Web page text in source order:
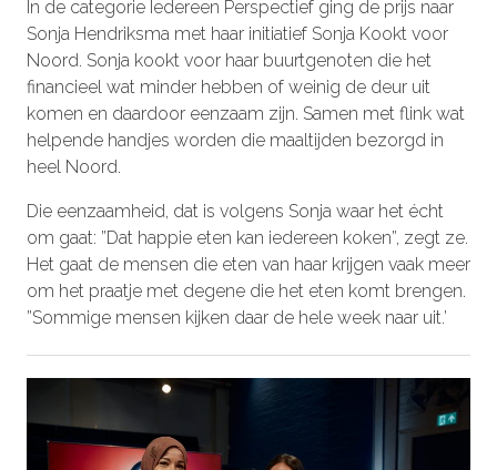
In de categorie Iedereen Perspectief ging de prijs naar
Sonja Hendriksma met haar initiatief Sonja Kookt voor
Noord. Sonja kookt voor haar buurtgenoten die het
financieel wat minder hebben of weinig de deur uit
komen en daardoor eenzaam zijn. Samen met flink wat
helpende handjes worden die maaltijden bezorgd in
heel Noord.
Die eenzaamheid, dat is volgens Sonja waar het écht
om gaat: ”Dat happie eten kan iedereen koken”, zegt ze.
Het gaat de mensen die eten van haar krijgen vaak meer
om het praatje met degene die het eten komt brengen.
”Sommige mensen kijken daar de hele week naar uit.’